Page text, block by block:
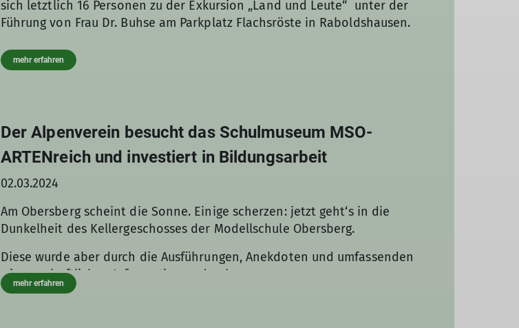
freilandbiologischer Untersuchungen im Rahmen des Unterrichts sowie die
Information zum Bau der 30 angelegten Biotope und dem laufenden
sich letztlich 16 Personen zu der Exkursion „Land und Leute“ unter der
Führung von Frau Dr. Buhse am Parkplatz Flachsröste in Raboldshausen.
mehr erfahren
Der Alpenverein besucht das Schulmuseum MSO-
ARTENreich und investiert in Bildungsarbeit
02.03.2024
Am Obersberg scheint die Sonne. Einige scherzen: jetzt geht‘s in die
Dunkelheit des Kellergeschosses der Modellschule Obersberg.
Diese wurde aber durch die Ausführungen, Anekdoten und umfassenden
wissenschaftlichen Informationen durch ...
mehr erfahren